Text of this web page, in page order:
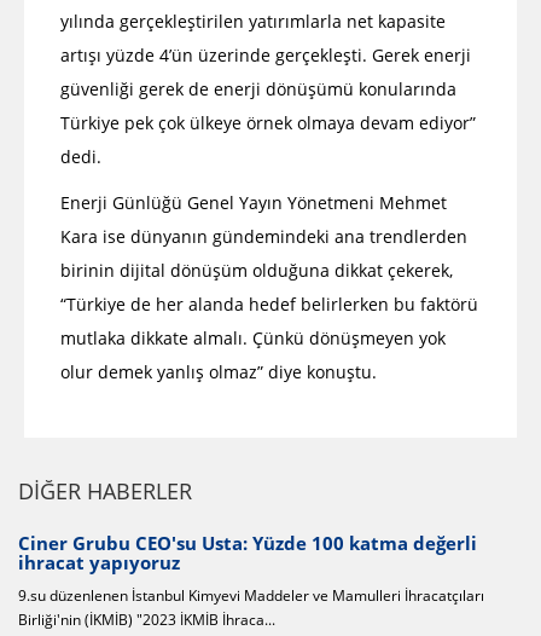
yılında gerçekleştirilen yatırımlarla net kapasite
artışı yüzde 4’ün üzerinde gerçekleşti. Gerek enerji
güvenliği gerek de enerji dönüşümü konularında
Türkiye pek çok ülkeye örnek olmaya devam ediyor”
dedi.
Enerji Günlüğü Genel Yayın Yönetmeni Mehmet
Kara ise dünyanın gündemindeki ana trendlerden
birinin dijital dönüşüm olduğuna dikkat çekerek,
“Türkiye de her alanda hedef belirlerken bu faktörü
mutlaka dikkate almalı. Çünkü dönüşmeyen yok
olur demek yanlış olmaz” diye konuştu.
DİĞER HABERLER
Usta: Yüzde 100 katma değerli
Kimyevi Maddeler ve Mamulleri İhracatçıları
İKMİB İhraca...
Ciner Grubu,
1000 İhracatçı Firması